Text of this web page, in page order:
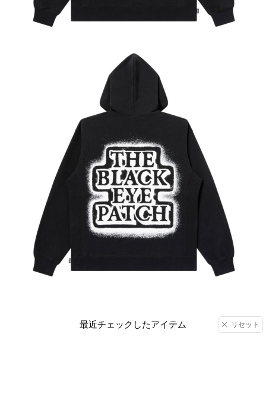
最近チェックしたアイテム リセット